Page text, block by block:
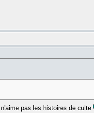
n'aime pas les histoires de culte